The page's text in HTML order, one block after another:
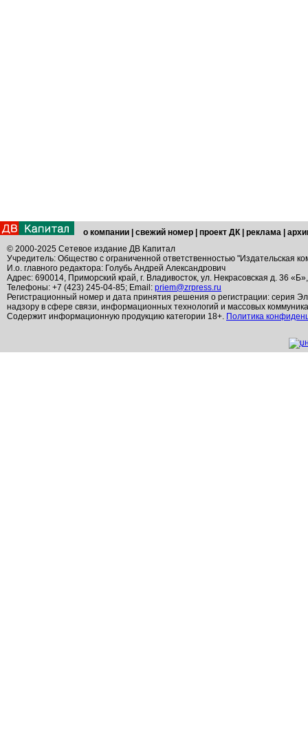
о компании свежий номер проект ДК реклама
© 2000-2025 Сетевое издание ДВ Капитал
Учредитель: Общество с ограниченной ответственностью "Издательская
И.о. главного редактора: Голубь Андрей Александрович
Адрес: 690014, Приморский край, г. Владивосток, ул. Некрасовская д. 36
Телефоны: +7 (423) 245-04-85; Email: priem@zrpress.ru
Регистрационный номер и дата принятия решения о регистрации: серия
надзору в сфере связи, информационных технологий и массовых
Содержит информационную продукцию категории 18+. Политика